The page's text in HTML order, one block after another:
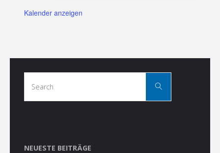
Kalender anzeigen
Search
NEUESTE BEITRÄGE